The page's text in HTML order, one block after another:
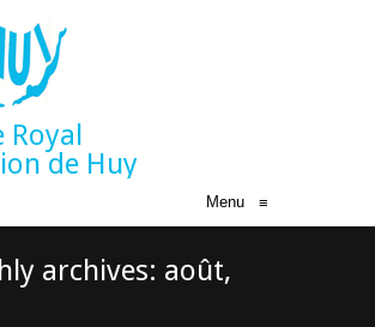
Royal
de Huy
Menu ≡
archives: août,